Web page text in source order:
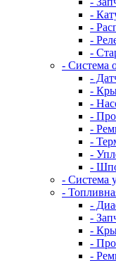
-
-
-
-
- Система
-
-
-
-
-
-
-
-
- Система
-
-
-
-
-
-